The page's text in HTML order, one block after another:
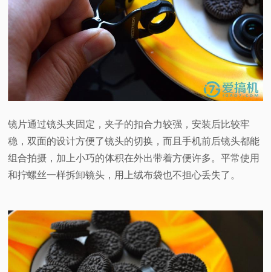
镜片通过镜头夹固定，夹子的扣合力较强，安装后比较牢
稳，双面的设计方便了镜头的切换，而且手机前后镜头都能
组合拍摄，加上小巧的体积在外出带着方便许多。平常使用
和拧螺丝一样拆卸镜头，用上绒布袋也不担心丢失了。